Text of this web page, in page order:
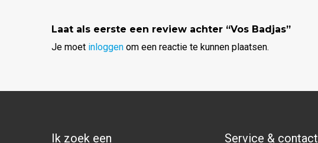
Laat als eerste een review achter “Vos Badjas”
Je moet inloggen om een reactie te kunnen plaatsen.
Ik zoek een Service & contact